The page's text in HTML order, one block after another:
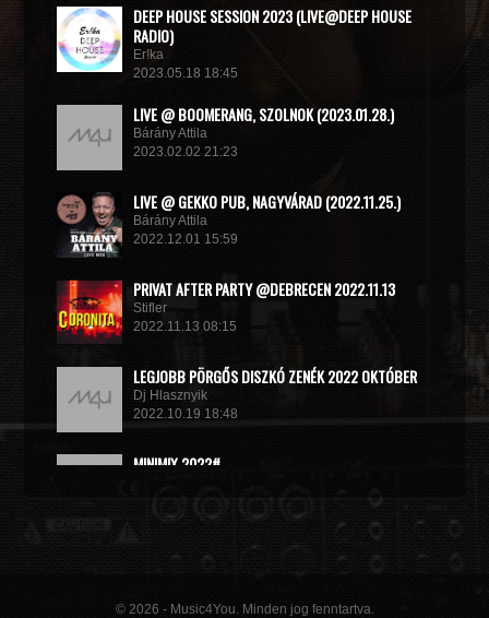
DEEP HOUSE SESSION 2023 (LIVE@DEEP HOUSE
RADIO)
Er!ka
2023.05.18 18:45
LIVE @ BOOMERANG, SZOLNOK (2023.01.28.)
Bárány Attila
2023.02.02 21:23
LIVE @ GEKKO PUB, NAGYVÁRAD (2022.11.25.)
Bárány Attila
2022.12.01 15:59
PRIVAT AFTER PARTY @DEBRECEN 2022.11.13
Stifler
2022.11.13 08:15
LEGJOBB PÖRGŐS DISZKÓ ZENÉK 2022 OKTÓBER
Dj Hlasznyik
2022.10.19 18:48
MINIMIX 2022#
2022.09.02 10:40
© 2026 - Music4You. Minden jog fenntartva.